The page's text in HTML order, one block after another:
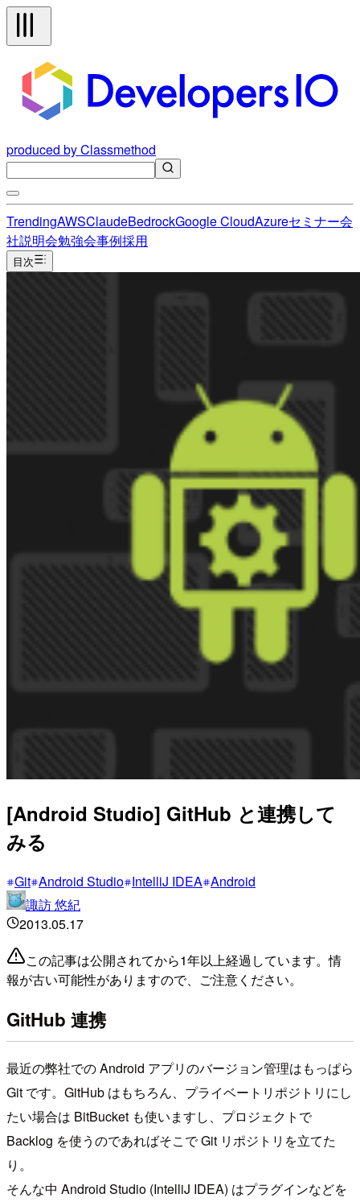
produced by Classmethod
TrendingAWSClaudeBedrockGoogle CloudAzureセミナー会
社説明会勉強会事例採用
目次
[Android Studio] GitHub と連携して
みる
Git Android Studio IntelliJ IDEA Android
諏訪 悠紀
2013.05.17
この記事は公開されてから1年以上経過しています。情
報が古い可能性がありますので、ご注意ください。
GitHub 連携
最近の弊社での Android アプリのバージョン管理はもっぱら
Git です。GitHub はもちろん、プライベートリポジトリにし
たい場合は BitBucket も使いますし、プロジェクトで
Backlog を使うのであればそこで Git リポジトリを立てた
り。
そんな中 Android Studio (IntelliJ IDEA) はプラグインなどを